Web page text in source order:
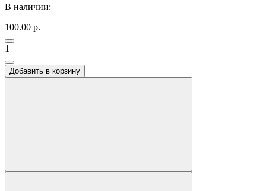
В наличии:
100.00 р.
1
Добавить в корзину